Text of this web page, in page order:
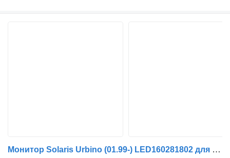
Монитор Solaris Urbino (01.99-) LED160281802 для автобуса Solaris Urbino, Alpino, Vacanza (1999-)